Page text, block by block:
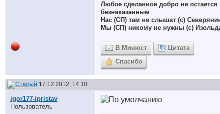
Любое сделанное добро не остается
безнаказанным
Нас (СП) там не слышат (с)
Мы (СП) никому не нужны (с)
В Минюст
Цитата
Спасибо
17.12.2012, 14:10
igor177-ipristav
Пользователь